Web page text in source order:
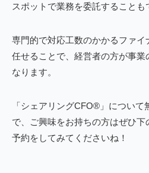
スポットで業務を委託することも
専門的で対応工数のかかるファイ
任せることで、経営者の方が事業
なります。
「シェアリングCFO®︎」につい
で、ご興味をお持ちの方はぜひ
予約をしてみてくださいね！